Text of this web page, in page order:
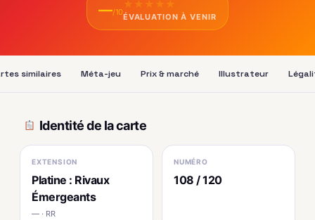
—/10
★ ★ ★ ★ ★
ÉVALUATION À VENIR
similaires Méta-jeu Prix & marché Illustrateur
Identité de la carte
EXTENSION
Platine : Rivaux
Émergeants
— · RR
NUMÉRO
108 / 120